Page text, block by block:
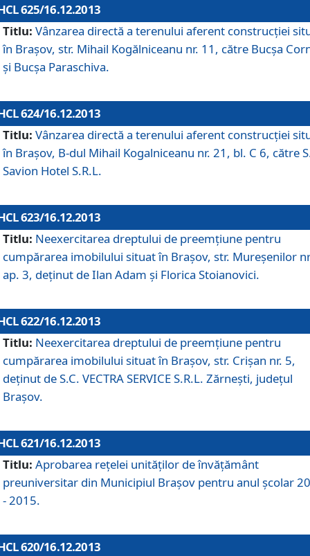
625/16.12.2013
Titlu: Vânzarea directă a terenului aferent construcţiei
în Braşov, str. Mihail Kogălniceanu nr. 11, către Bucşa
şi Bucşa Paraschiva.
624/16.12.2013
Titlu: Vânzarea directă a terenului aferent construcţiei
în Braşov, B-dul Mihail Kogalniceanu nr. 21, bl. C 6, către
Savion Hotel S.R.L.
623/16.12.2013
Titlu: Neexercitarea dreptului de preemţiune pentru
cumpărarea imobilului situat în Braşov, str. Mureşenilor
ap. 3, deţinut de Ilan Adam şi Florica Stoianovici.
622/16.12.2013
Titlu: Neexercitarea dreptului de preemţiune pentru
cumpărarea imobilului situat în Braşov, str. Crişan nr. 5,
deţinut de S.C. VECTRA SERVICE S.R.L. Zărneşti, judeţul
Braşov.
621/16.12.2013
Titlu: Aprobarea reţelei unităţilor de învăţământ
preuniversitar din Municipiul Braşov pentru anul şcolar
- 2015.
620/16.12.2013